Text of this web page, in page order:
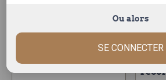
Ou alors
SE CONNECTER
spunta
pomme de terre